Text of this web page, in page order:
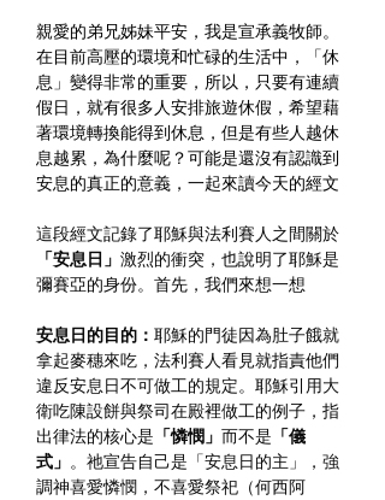
親愛的弟兄姊妹平安，我是宣承義牧師。
在目前高壓的環境和忙碌的生活中，「休
息」變得非常的重要，所以，只要有連續
假日，就有很多人安排旅遊休假，希望藉
著環境轉換能得到休息，但是有些人越休
息越累，為什麼呢？可能是還沒有認識到
安息的真正的意義，一起來讀今天的經文
這段經文記錄了耶穌與法利賽人之間關於
「安息日」 激烈的衝突，也說明了耶穌是
彌賽亞的身份。首先，我們來想一想
安息日的目的： 耶穌的門徒因為肚子餓就
拿起麥穗來吃，法利賽人看見就指責他們
違反安息日不可做工的規定。耶穌引用大
衛吃陳設餅與祭司在殿裡做工的例子，指
出律法的核心是 「憐憫」 而不是 「儀
式」 。祂宣告自己是「安息日的主」，強
調神喜愛憐憫，不喜愛祭祀（何西阿